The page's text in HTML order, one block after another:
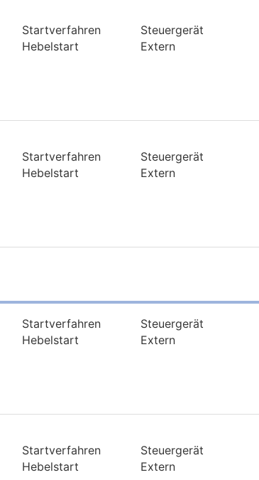
Startverfahren
Hebelstart
Steuergerät
Extern
Startverfahren
Hebelstart
Steuergerät
Extern
Startverfahren
Hebelstart
Steuergerät
Extern
Startverfahren
Hebelstart
Steuergerät
Extern